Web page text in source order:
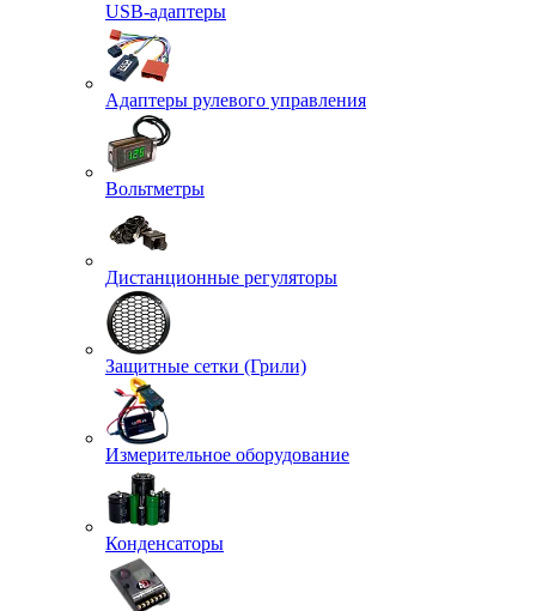
USB-адаптеры
Адаптеры рулевого управления
Вольтметры
Дистанционные регуляторы
Защитные сетки (Грили)
Измерительное оборудование
Конденсаторы